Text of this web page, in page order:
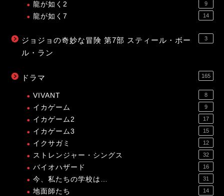
龍が如く2 9
龍が如く7 14
ジョジョの奇妙な冒険 第7部 スティール・ボー
ル・ラン
3
ドラマ 165
VIVANT 8
イカゲーム 9
イカゲーム2 17
イカゲーム3 15
イクサガミ 12
ストレンジャー・シングス 32
バイオハザード 16
今、私たちの学校は… 31
地面師たち 14